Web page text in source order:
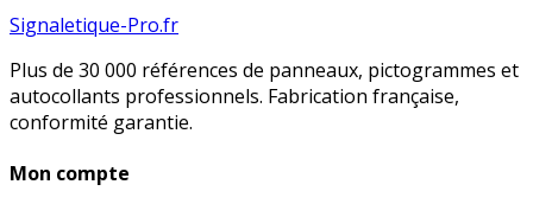
Signaletique-Pro.fr
Plus de 30 000 références de panneaux, pictogrammes et
autocollants professionnels. Fabrication française,
conformité garantie.
Mon compte